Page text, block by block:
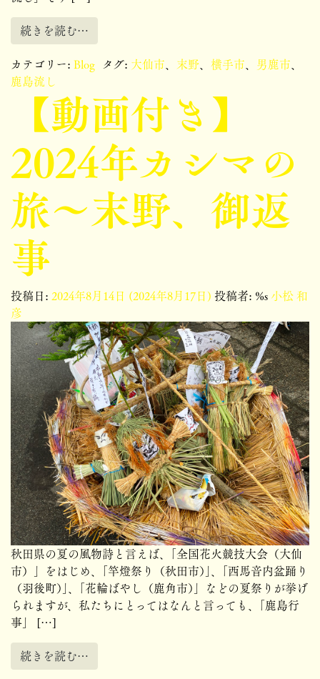
続きを読む…
カテゴリー:Blog タグ: 大仙市、 末野、 横手市、 男鹿市、
鹿島流し【動画付き】
2024年カシマの
旅～末野、御返
事
投稿日:2024年8月14日 (2024年8月17日) 投稿者: %s小松 和
彦
秋田県の夏の風物詩と言えば、「全国花火競技大会（大仙
市）」をはじめ、「竿燈祭り（秋田市）」、「西馬音内盆踊り
（羽後町）」、「花輪ばやし（鹿角市）」などの夏祭りが挙げ
られますが、私たちにとってはなんと言っても、「鹿島行
事」 […]
続きを読む…